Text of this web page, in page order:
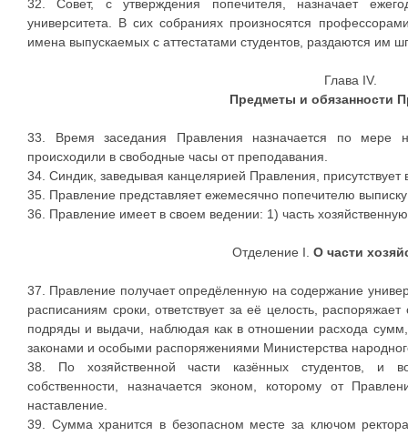
32. Совет, с утверждения попечителя, назначает
университета. В сих собраниях произносятся
имена выпускаемых с аттестатами студентов, раздаются им
Глава IV.
Предметы и обязанности
33. Время заседания Правления назначается по мере
происходили в свободные часы от преподавания.
34. Синдик, заведывая канцелярией Правления,
35. Правление представляет ежемесячно попечителю
36. Правление имеет в своем ведении: 1) часть
Отделение I.О части
37. Правление получает опредёленную на содержание
расписаниям сроки, ответствует за её целость,
подряды и выдачи, наблюдая как в отношении расхода
законами и особыми распоряжениями Министерства
38. По хозяйственной части казённых студентов, и
собственности, назначается эконом, которому от
наставление.
39. Сумма хранится в безопасном месте за ключом